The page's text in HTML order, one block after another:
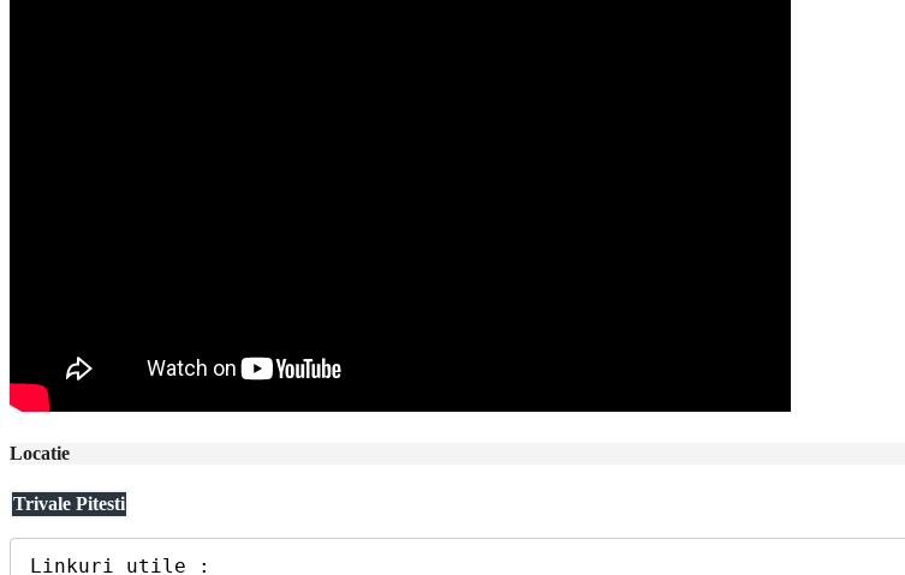
Locatie
Trivale Pitesti